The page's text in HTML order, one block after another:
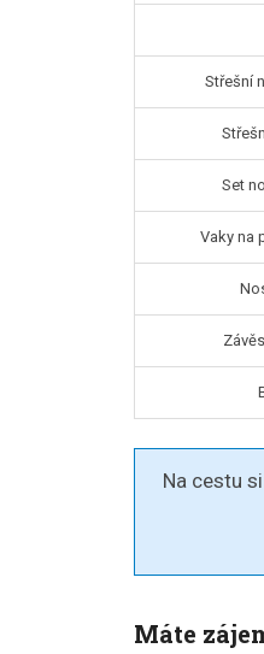
Střešní
Set
Vaky na
Na cestu
Máte